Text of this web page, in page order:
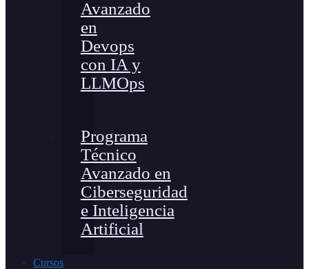
Avanzado
en
Devops
con IA y
LLMOps
Programa
Técnico
Avanzado en
Ciberseguridad
e Inteligencia
Artificial
Cursos